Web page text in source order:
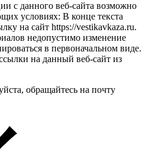
с данного веб-сайта возможно
условиях: В конце текста
на сайт https://vestikavkaza.ru.
недопустимо изменение
в первоначальном виде.
на данный веб-сайт из
обращайтесь на почту